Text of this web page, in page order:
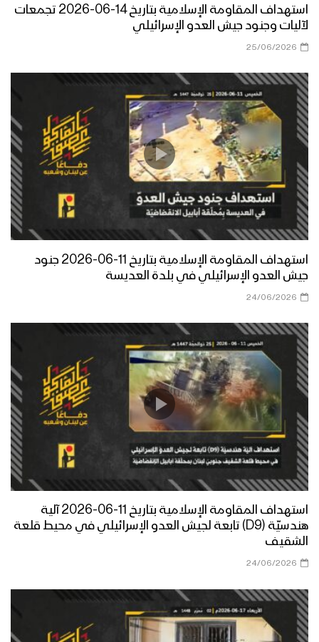
استهداف المقاومة الإسلامية بتاريخ 14-06-2026 تجمعات
لآليات وجنود جيش العدو الإسرائيلي
25/06/2026
استهداف المقاومة الإسلامية بتاريخ 11-06-2026 جنود
جيش العدو الإسرائيلي في بلدة العديسة
24/06/2026
استهداف المقاومة الإسلامية بتاريخ 11-06-2026 آلية
هندسيّة (D9) تابعة لجيش العدو الإسرائيلي في محيط قلعة
الشقيف
24/06/2026